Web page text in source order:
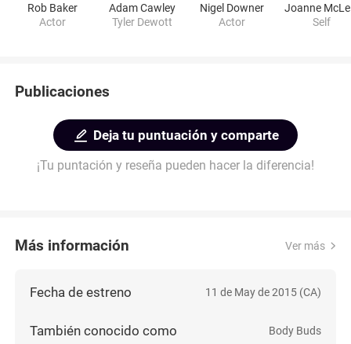
Rob Baker
Actor
Adam Cawley
Tyler Dewott
Nigel Downer
Actor
Self
Publicaciones
Deja tu puntuación y comparte
¡Tu puntación y reseña pueden hacer la diferencia!
Más información Ver más
Fecha de estreno 11 de May de 2015 (CA)
También conocido como Body Buds